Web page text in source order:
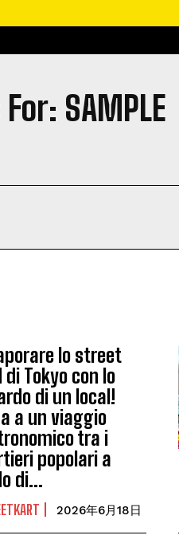
SAMPLE
lo street
di Tokyo con lo
di un local!
a un viaggio
tra i
popolari a
di...
2026年6月18日